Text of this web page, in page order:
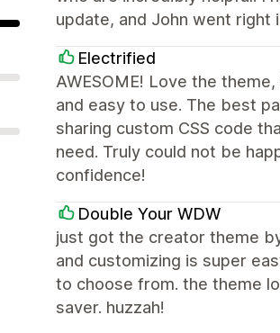
update, and John went right
Electrified
AWESOME! Love the
and easy to use. The best
sharing custom CSS code
need. Truly could not be
confidence!
Double Your WDW
just got the creator theme
and customizing is super
to choose from. the theme
saver. huzzah!